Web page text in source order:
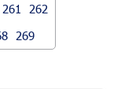
261
262
269